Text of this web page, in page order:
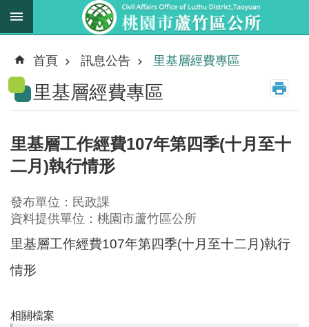
跳到主要內容區塊
新
消
息
務
職
掌
法
規
資
料
搜
尋
首頁 訊息公告 里基層經費專區
里基層經費專區
里基層工作經費107年第四季(十月至十
二月)執行情形
發布單位：民政課
資料提供單位：桃園市蘆竹區公所
里基層工作經費107年第四季(十月至十二月)執行
情形
相關檔案